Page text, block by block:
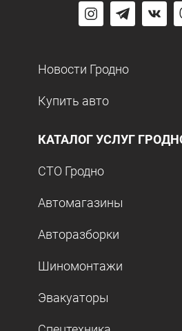
Новости Гродно
Купить авто
КАТАЛОГ УСЛУГ
СТО Гродно
Автомагазины
Авторазборки
Шиномонтажи
Эвакуаторы